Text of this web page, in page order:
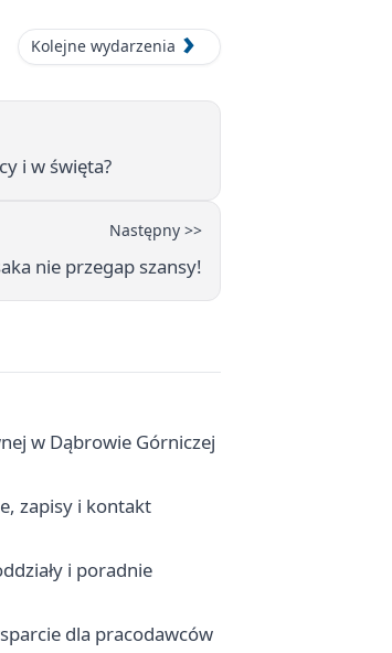
Kolejne wydarzenia
i w święta?
Następny >>
nie przegap szansy!
w Dąbrowie Górniczej
zapisy i kontakt
i poradnie
dla pracodawców